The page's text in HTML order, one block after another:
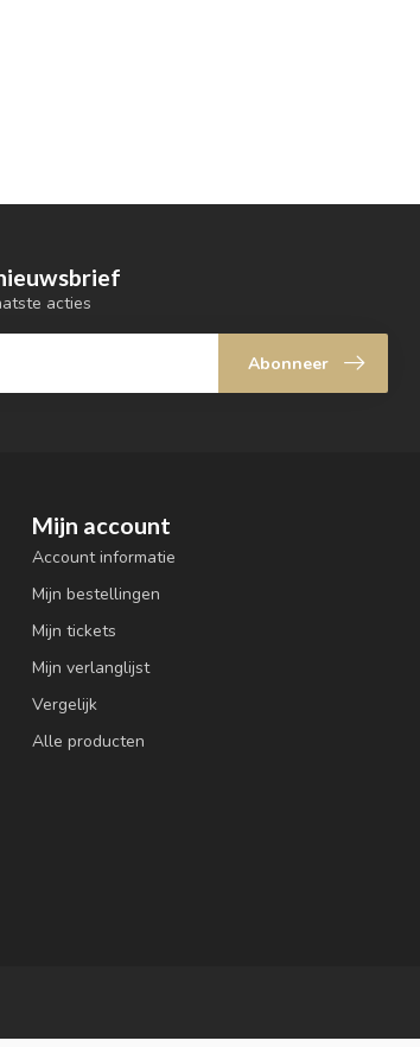
acties
Abonneer
Mijn account
Account informatie
Mijn bestellingen
Mijn tickets
Mijn verlanglijst
Vergelijk
Alle producten